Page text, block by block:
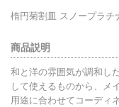
楕円菊割皿 スノープラ
商品説明
和と洋の雰囲気が調和し
して使えるものから、メ
用途に合わせてコーディ